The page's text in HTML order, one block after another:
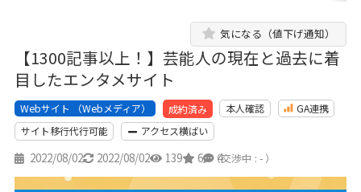
【1300記事以上！】芸能人の現在と過去に着
目したエンタメサイト
気になる（値下げ通知）
Webサイト （Webメディア） 成約済み 本人確認
GA連携
サイト移行代行可能
アクセス横ばい
2022/08/02 2022/08/02 139 6 4
（交渉中 : - ）